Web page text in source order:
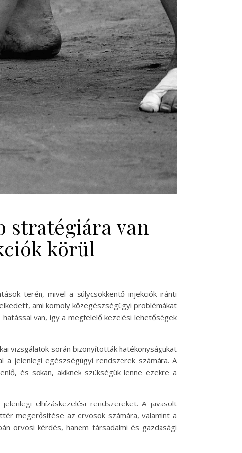
stratégiára van
körül
terén, mivel a súlycsökkentő injekciók iránti
ami komoly közegészségügyi problémákat
van, így a megfelelő kezelési lehetőségek
vizsgálatok során bizonyították hatékonyságukat
jelenlegi egészségügyi rendszerek számára. A
és sokan, akiknek szükségük lenne ezekre a
elhízáskezelési rendszereket. A javasolt
megerősítése az orvosok számára, valamint a
orvosi kérdés, hanem társadalmi és gazdasági